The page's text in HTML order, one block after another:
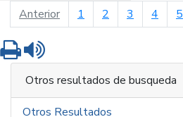
Anteriorpágina anterior
1 2 3 4 5
Imprimir
Otros resultados de busqueda
Otros Resultados